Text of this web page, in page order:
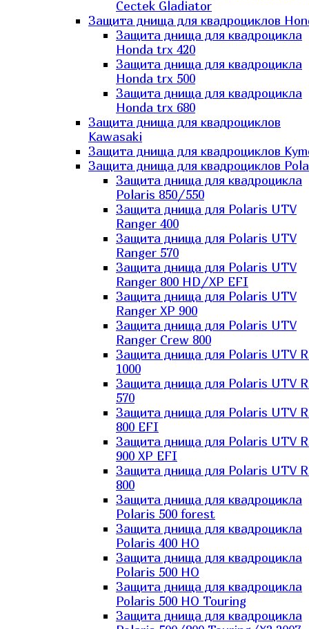
Cectek Gladiator
Защита днища для квадроциклов
Защита днища для квадроцикла
Honda trx 420
Защита днища для квадроцикла
Honda trx 500
Защита днища для квадроцикла
Honda trx 680
Защита днища для квадроциклов
Kawasaki
Защита днища для квадроциклов
Защита днища для квадроциклов
Защита днища для квадроцикла
Polaris 850/550
Защита днища для Polaris UTV
Ranger 400
Защита днища для Polaris UTV
Ranger 570
Защита днища для Polaris UTV
Ranger 800 HD/XP EFI
Защита днища для Polaris UTV
Ranger XP 900
Защита днища для Polaris UTV
Ranger Сrew 800
Защита днища для Polaris UTV
1000
Защита днища для Polaris UTV
570
Защита днища для Polaris UTV
800 EFI
Защита днища для Polaris UTV
900 XP EFI
Защита днища для Polaris UTV
800
Защита днища для квадроцикла
Polaris 500 forest
Защита днища для квадроцикла
Polaris 400 HO
Защита днища для квадроцикла
Polaris 500 HO
Защита днища для квадроцикла
Polaris 500 HO Touring
Защита днища для квадроцикла